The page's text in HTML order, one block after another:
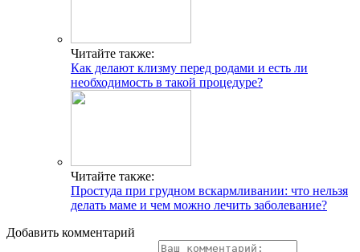
Читайте также:
Как делают клизму перед родами и есть ли
необходимость в такой процедуре?
Читайте также:
Простуда при грудном вскармливании: что нельзя
делать маме и чем можно лечить заболевание?
Добавить комментарий